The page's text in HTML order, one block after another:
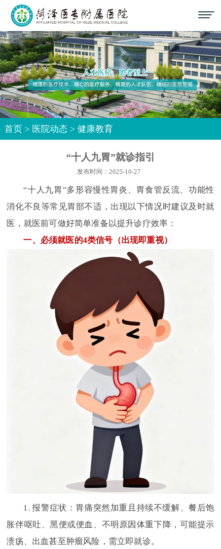
首页> 医院动态 > 健康教育
“十人九胃”就诊指引
发布时间：2025-10-27
“十人九胃”多形容慢性胃炎、胃食管反流、功能性
消化不良等常见胃部不适，出现以下情况时建议及时就
医，就医前可做好简单准备以提升诊疗效率：
一、必须就医的4类信号（出现即重视）
1. 报警症状：胃痛突然加重且持续不缓解、餐后饱
胀伴呕吐、黑便或便血、不明原因体重下降，可能提示
溃疡、出血甚至肿瘤风险，需立即就诊。